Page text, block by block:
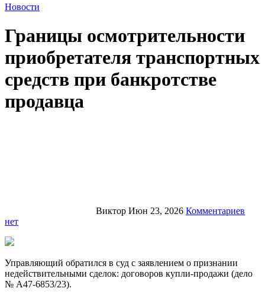
Новости
Границы осмотрительности
приобретателя транспортных
средств при банкротстве
продавца
Виктор Июн 23, 2026 Комментариев
нет
Управляющий обратился в суд с заявлением о признании
недействительными сделок: договоров купли-продажи (дело
№ А47-6853/23).